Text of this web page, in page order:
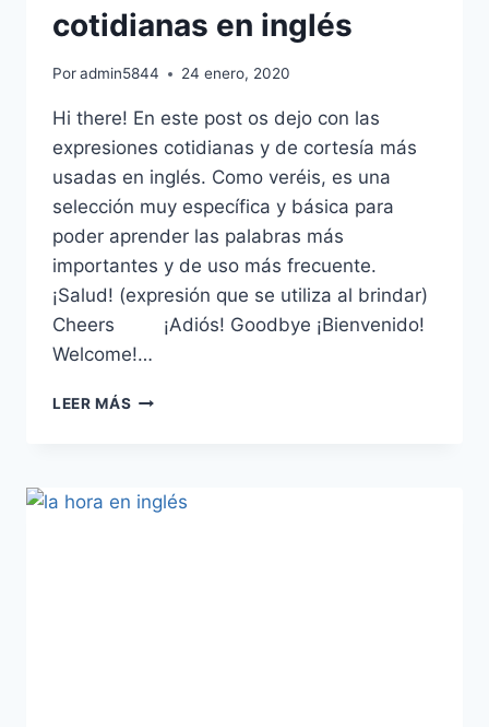
cotidianas en inglés
Poradmin5844 24 enero, 2020
Hi there! En este post os dejo con las
expresiones cotidianas y de cortesía más
usadas en inglés. Como veréis, es una
selección muy específica y básica para
poder aprender las palabras más
importantes y de uso más frecuente.
¡Salud! (expresión que se utiliza al brindar)
Cheers ¡Adiós! Goodbye ¡Bienvenido!
Welcome!…
LEER MÁS VOCABULARIO
COTIDIANAS
EN